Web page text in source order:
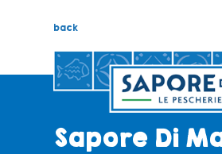
back
Sapore Di